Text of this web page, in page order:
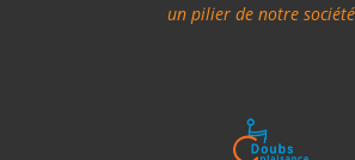
un pilier de notre société